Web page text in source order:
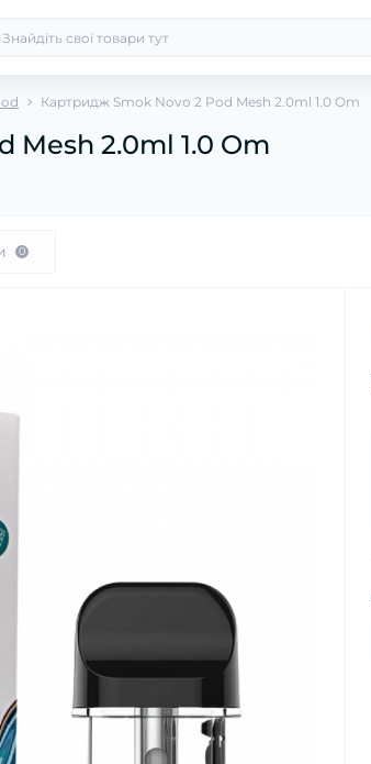
Картридж Smok Novo 2 Pod Mesh 2.0ml 1.0 Om
Mesh 2.0ml 1.0 Om
0